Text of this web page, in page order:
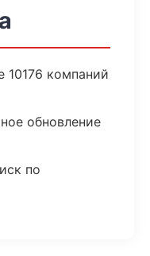
10176 компаний
обновление
по